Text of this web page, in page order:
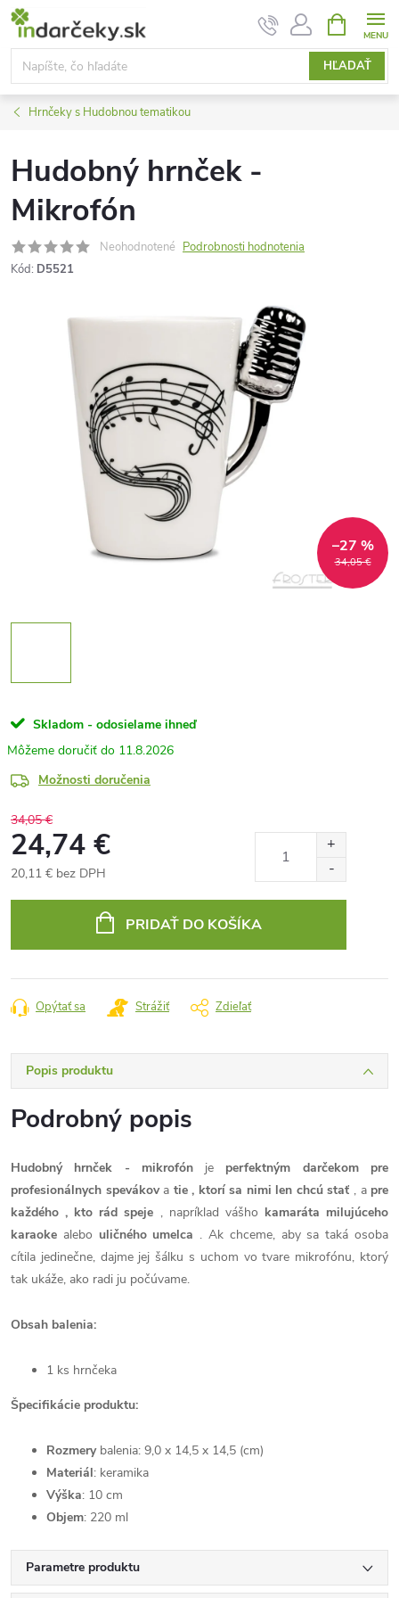
Prejsť
obsah
HĽADAŤ
KOŠÍK
Hrnčeky s Hudobnou tematikou
Hudobný hrnček -
Mikrofón
Neohodnotené Podrobnosti hodnotenia
Kód: D5521
34,05 €
–27 %
Skladom - odosielame ihneď
11.8.2026
Možnosti doručenia
34,05 €
24,74 €
20,11 € bez DPH
PRIDAŤ DO KOŠÍKA
Opýtať sa Strážiť Zdieľať
Popis produktu
Podrobný popis
Hudobný hrnček - mikrofónje
perfektným darčekom pre
profesionálnych spevákova tie , ktorí sa nimi len chcú stať , a pre
každého , kto rád speje , napríklad vášho kamaráta milujúceho
karaoke alebo uličného umelca .Ak chceme, aby sa taká osoba
cítila jedinečne, dajme jej šálku s uchom vo tvare mikrofónu, ktorý
tak ukáže, ako radi ju počúvame.
Obsah balenia:
1 ks hrnčeka
Špecifikácie produktu:
Rozmerybalenia: 9,0 x 14,5 x 14,5 (cm)
Materiál: keramika
Výška: 10 cm
Objem: 220 ml
Parametre produktu